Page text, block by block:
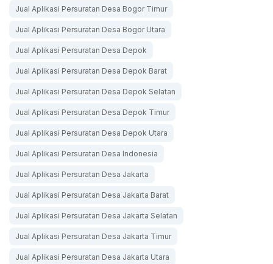
Jual Aplikasi Persuratan Desa Bogor Timur
Jual Aplikasi Persuratan Desa Bogor Utara
Jual Aplikasi Persuratan Desa Depok
Jual Aplikasi Persuratan Desa Depok Barat
Jual Aplikasi Persuratan Desa Depok Selatan
Jual Aplikasi Persuratan Desa Depok Timur
Jual Aplikasi Persuratan Desa Depok Utara
Jual Aplikasi Persuratan Desa Indonesia
Jual Aplikasi Persuratan Desa Jakarta
Jual Aplikasi Persuratan Desa Jakarta Barat
Jual Aplikasi Persuratan Desa Jakarta Selatan
Jual Aplikasi Persuratan Desa Jakarta Timur
Jual Aplikasi Persuratan Desa Jakarta Utara